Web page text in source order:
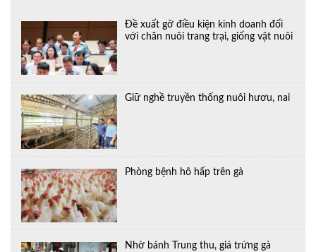
Đề xuất gỡ điều kiện kinh doanh đối
với chăn nuôi trang trại, giống vật nuôi
Giữ nghề truyền thống nuôi hươu, nai
Phòng bệnh hô hấp trên gà
Nhờ bánh Trung thu, giá trứng gà